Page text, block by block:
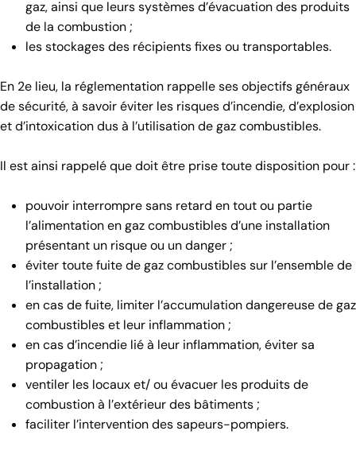
gaz, ainsi que leurs systèmes d’évacuation des produits
de la combustion ;
les stockages des récipients fixes ou transportables.
En 2e lieu, la réglementation rappelle ses objectifs généraux
de sécurité, à savoir éviter les risques d’incendie, d’explosion
et d’intoxication dus à l’utilisation de gaz combustibles.
Il est ainsi rappelé que doit être prise toute disposition pour :
pouvoir interrompre sans retard en tout ou partie
l’alimentation en gaz combustibles d’une installation
présentant un risque ou un danger ;
éviter toute fuite de gaz combustibles sur l’ensemble de
l’installation ;
en cas de fuite, limiter l’accumulation dangereuse de gaz
combustibles et leur inflammation ;
en cas d’incendie lié à leur inflammation, éviter sa
propagation ;
ventiler les locaux et/ ou évacuer les produits de
combustion à l’extérieur des bâtiments ;
faciliter l’intervention des sapeurs-pompiers.